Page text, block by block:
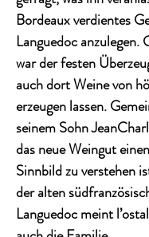
Bordeaux verdientes
Languedoc anzulegen.
war der festen
auch dort Weine von
erzeugen lassen.
seinem Sohn
das neue Weingut
Sinnbild zu verstehen
der alten
Languedoc meint